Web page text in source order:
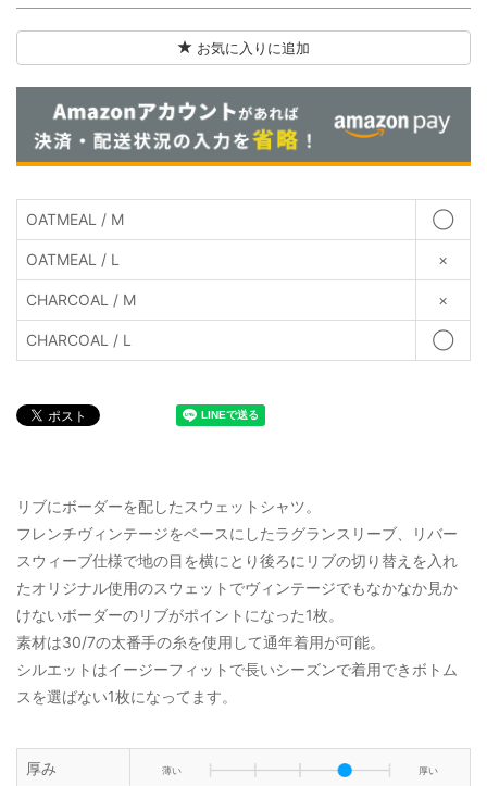
お気に入りに追加
OATMEAL / M ◯
OATMEAL / L ×
CHARCOAL / M ×
CHARCOAL / L ◯
リブにボーダーを配したスウェットシャツ。
フレンチヴィンテージをベースにしたラグランスリーブ、リバー
スウィーブ仕様で地の目を横にとり後ろにリブの切り替えを入れ
たオリジナル使用のスウェットでヴィンテージでもなかなか見か
けないボーダーのリブがポイントになった1枚。
素材は30/7の太番手の糸を使用して通年着用が可能。
シルエットはイージーフィットで長いシーズンで着用できボトム
スを選ばない1枚になってます。
厚み 薄い 厚い